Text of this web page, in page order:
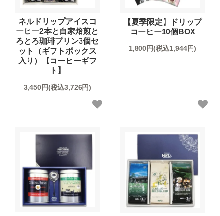
ネルドリップアイスコ
ーヒー2本と自家焙煎と
ろとろ珈琲プリン3個セ
ット（ギフトボックス
入り）【コーヒーギフ
ト】
3,450円(税込3,726円)
【夏季限定】ドリップ
コーヒー10個BOX
1,800円(税込1,944円)